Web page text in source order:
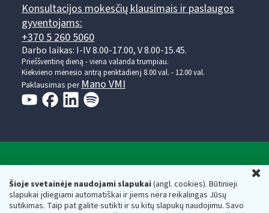
Šioje svetainėje naudojami slapukai(angl. cookies). Būtinieji
slapukai įdiegiami automatiškai ir jiems nėra reikalingas Jūsų
sutikimas. Taip pat galite sutikti ir su kitų slapukų naudojimu. Savo
Konsultacijos mokesčių klausimais ir paslaugos
gyventojams:
+370 5 260 5060
Darbo laikas: I-IV 8.00-17.00, V 8.00-15.45.
Prieššventinę dieną - viena valanda trumpiau.
Kiekvieno mėnesio antrą penktadienį 8.00 val. - 12.00 val.
Paklausimas per Mano VMI
Respublikos finansų ministerijos
Biudžetinė įstaiga. Juridinio asmens kodas — 188659752,